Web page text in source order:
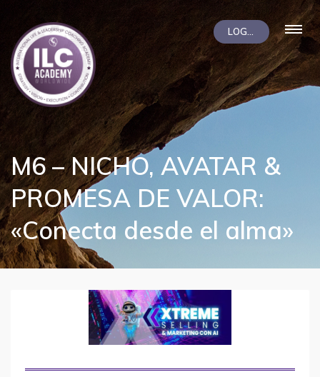
M6 – NICHO, AVATAR &
PROMESA DE VALOR:
«Conecta desde el alma»